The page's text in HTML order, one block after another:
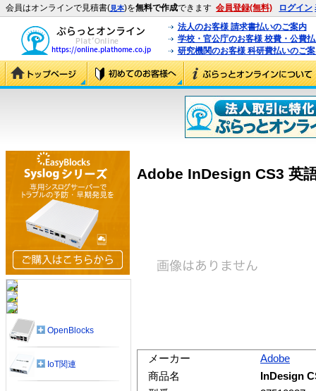
会員はオンラインで見積書(見本)を無料で作成できます 会員登録(無料) ログイン
法人のお客様 請求書払いのご案内
学校・官公庁のお客様 校費・公費
研究機関のお客様 科研費払いのご
Adobe InDesign CS3 英
メーカー
Adobe
商品名
InDesign
OpenBlocks
IoT関連